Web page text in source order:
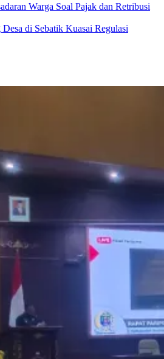
Warga Soal Pajak dan Retribusi
di Sebatik Kuasai Regulasi